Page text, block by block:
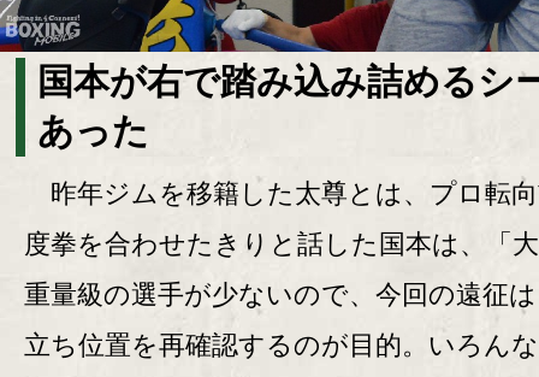
国本が右で踏み込み詰めるシ
あった
昨年ジムを移籍した太尊とは、プロ転
度拳を合わせたきりと話した国本は、「
重量級の選手が少ないので、今回の遠征
立ち位置を再確認するのが目的。いろん